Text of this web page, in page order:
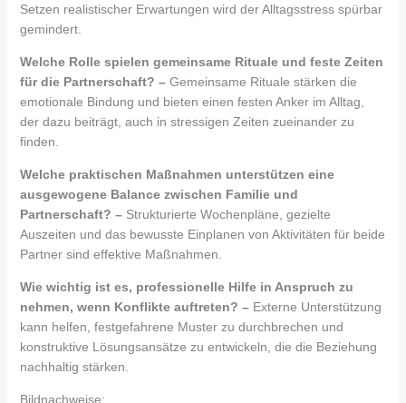
Setzen realistischer Erwartungen wird der Alltagsstress spürbar
gemindert.
Welche Rolle spielen gemeinsame Rituale und feste Zeiten
für die Partnerschaft? – Gemeinsame Rituale stärken die
emotionale Bindung und bieten einen festen Anker im Alltag,
der dazu beiträgt, auch in stressigen Zeiten zueinander zu
finden.
Welche praktischen Maßnahmen unterstützen eine
ausgewogene Balance zwischen Familie und
Partnerschaft? – Strukturierte Wochenpläne, gezielte
Auszeiten und das bewusste Einplanen von Aktivitäten für beide
Partner sind effektive Maßnahmen.
Wie wichtig ist es, professionelle Hilfe in Anspruch zu
nehmen, wenn Konflikte auftreten? – Externe Unterstützung
kann helfen, festgefahrene Muster zu durchbrechen und
konstruktive Lösungsansätze zu entwickeln, die die Beziehung
nachhaltig stärken.
Bildnachweise: